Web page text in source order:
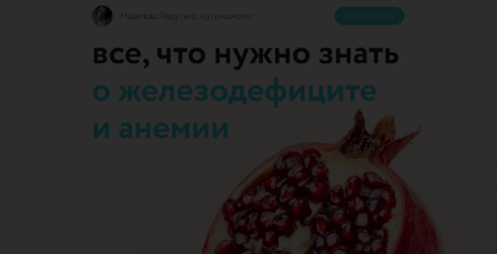
ЭФФЕКТИВНАЯ РЕКЛАМА НА САЙТЕ